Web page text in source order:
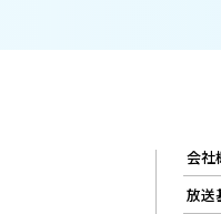
会社
放送